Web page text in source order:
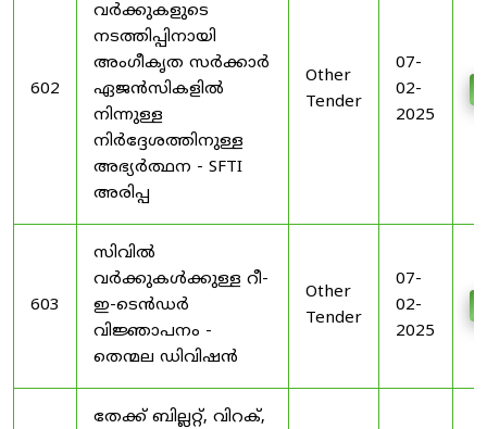
602
വർക്കുകളുടെ
നടത്തിപ്പിനായി
അംഗീകൃത സർക്കാർ
ഏജൻസികളിൽ
നിന്നുള്ള
നിർദ്ദേശത്തിനുള്ള
അഭ്യർത്ഥന - SFTI
അരിപ്പ
Other
Tender
07-
02-
2025
603
സിവിൽ
വർക്കുകൾക്കുള്ള റീ-
ഇ-ടെൻഡർ
വിജ്ഞാപനം -
തെന്മല ഡിവിഷൻ
Other
Tender
07-
02-
2025
തേക്ക് ബില്ലറ്റ്, വിറക്,